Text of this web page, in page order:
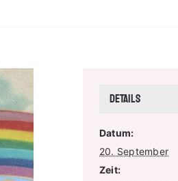
Details
Datum:
20. September
Zeit: